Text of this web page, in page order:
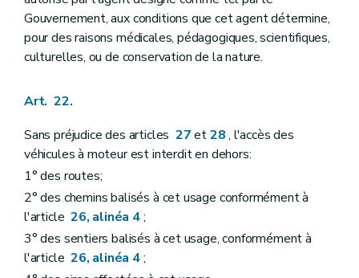
Gouvernement, aux conditions que cet agent détermine,
pour des raisons médicales, pédagogiques, scientifiques,
culturelles, ou de conservation de la nature.
Art. 22.
Sans préjudice des articles 27et28, l'accès des
véhicules à moteur est interdit en dehors:
1° des routes;
2° des chemins balisés à cet usage conformément à
l'article26, alinéa 4;
3° des sentiers balisés à cet usage, conformément à
l'article26, alinéa 4;